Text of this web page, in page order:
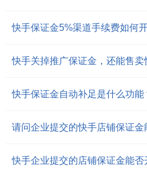
快手保证金5%渠道手续费如何
快手关掉推广保证金，还能售卖
快手保证金自动补足是什么功能
请问企业提交的快手店铺保证金
快手企业提交的店铺保证金能否